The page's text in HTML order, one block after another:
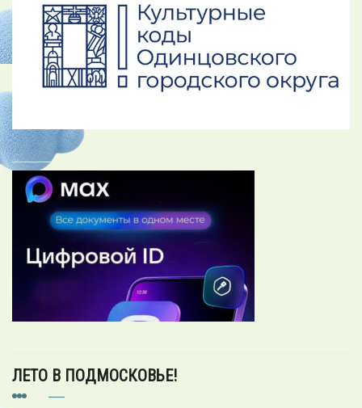
ЛЕТО В ПОДМОСКОВЬЕ!